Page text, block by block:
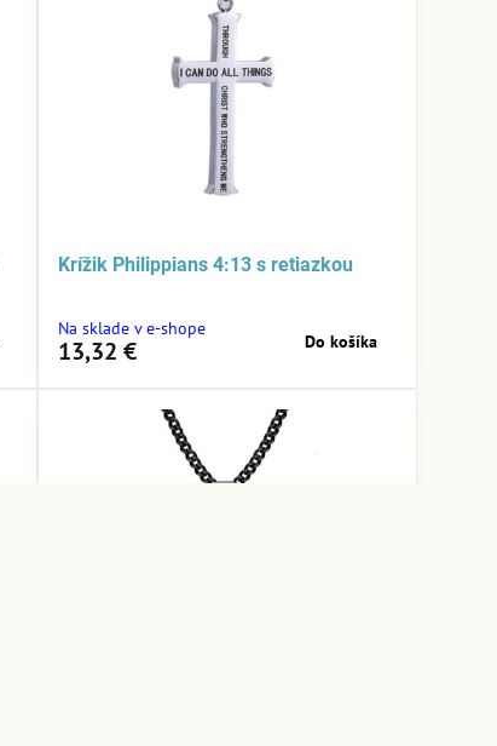
Krížik Philippians 4:13 s retiazkou
Na sklade v e-shope
13,32 € Do košíka